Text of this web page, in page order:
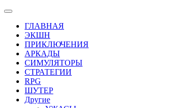
ГЛАВНАЯ
ЭКШН
ПРИКЛЮЧЕНИЯ
АРКАДЫ
СИМУЛЯТОРЫ
СТРАТЕГИИ
RPG
ШУТЕР
Другие